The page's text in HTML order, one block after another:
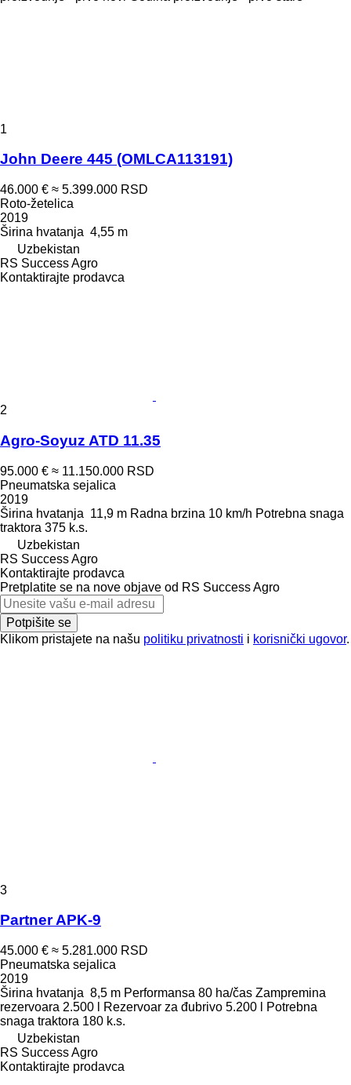
1
John Deere 445 (OMLCA113191)
46.000 € ≈ 5.399.000 RSD
Roto-žetelica
2019
Širina hvatanja 4,55 m
Uzbekistan
RS Success Agro
Kontaktirajte prodavca
2
Agro-Soyuz ATD 11.35
95.000 € ≈ 11.150.000 RSD
Pneumatska sejalica
2019
Širina hvatanja 11,9 m Radna brzina 10 km/h Potrebna snaga
traktora 375 k.s.
Uzbekistan
RS Success Agro
Kontaktirajte prodavca
Pretplatite se na nove objave od RS Success Agro
Potpišite se
Klikom pristajete na našu politiku privatnosti i korisnički ugovor.
3
Partner APK-9
45.000 € ≈ 5.281.000 RSD
Pneumatska sejalica
2019
Širina hvatanja 8,5 m Performansa 80 ha/čas Zampremina
rezervoara 2.500 l Rezervoar za đubrivo 5.200 l
Potrebna
snaga traktora 180 k.s.
Uzbekistan
RS Success Agro
Kontaktirajte prodavca